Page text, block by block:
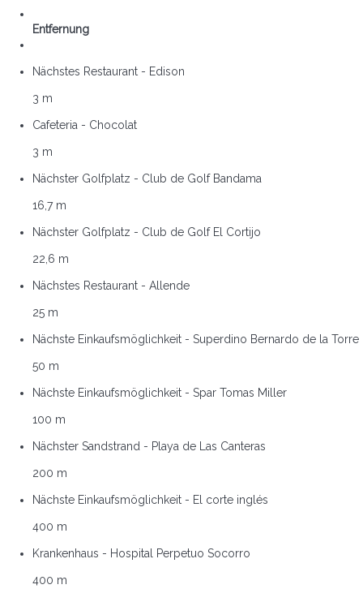
Entfernung
Nächstes Restaurant - Edison
3 m
Cafeteria - Chocolat
3 m
Nächster Golfplatz - Club de Golf Bandama
16,7 m
Nächster Golfplatz - Club de Golf El Cortijo
22,6 m
Nächstes Restaurant - Allende
25 m
Nächste Einkaufsmöglichkeit - Superdino Bernardo de la Torre
50 m
Nächste Einkaufsmöglichkeit - Spar Tomas Miller
100 m
Nächster Sandstrand - Playa de Las Canteras
200 m
Nächste Einkaufsmöglichkeit - El corte inglés
400 m
Krankenhaus - Hospital Perpetuo Socorro
400 m